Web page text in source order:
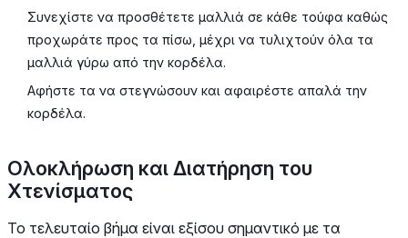
Συνεχίστε να προσθέτετε μαλλιά σε κάθε τούφα καθώς
προχωράτε προς τα πίσω, μέχρι να τυλιχτούν όλα τα
μαλλιά γύρω από την κορδέλα.
Αφήστε τα να στεγνώσουν και αφαιρέστε απαλά την
κορδέλα.
Ολοκλήρωση και Διατήρηση του
Χτενίσματος
Το τελευταίο βήμα είναι εξίσου σημαντικό με τα